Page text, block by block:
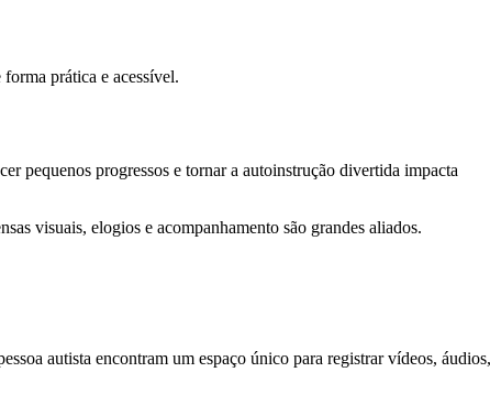
prática e acessível.
pequenos progressos e tornar a autoinstrução divertida impacta
visuais, elogios e acompanhamento são grandes aliados.
autista encontram um espaço único para registrar vídeos, áudios,